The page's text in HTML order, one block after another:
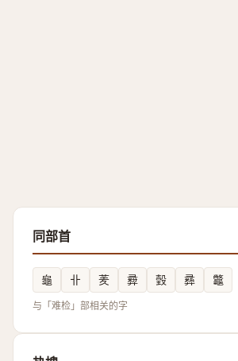
同部首
龜 卝 羐 彛 瑴 彞 龞
与「难检」部相关的字